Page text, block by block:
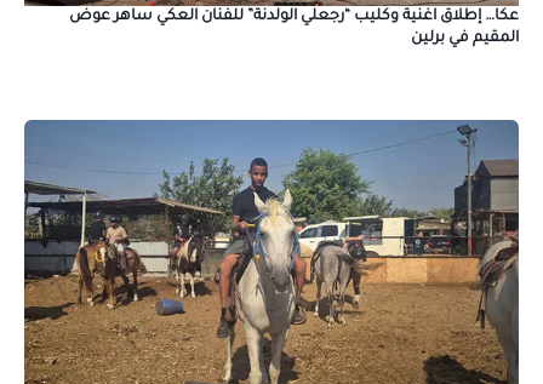
عكا… إطلاق اغنية وكليب “رجعلي الولدنة” للفنان العكي ساهر عوض
المقيم في برلين